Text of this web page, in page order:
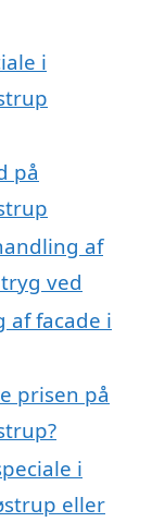
i
på
af
ved
af facade i
prisen på
i
eller